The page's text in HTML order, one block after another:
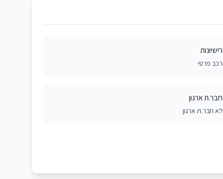
רישיונות
רכב פרטי
חבר.ת ארגון
לא חבר.ת ארגון